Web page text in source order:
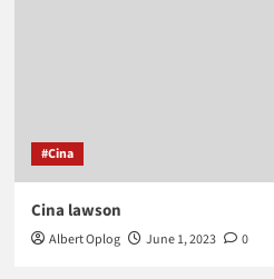
#Cina
Cina lawson
Albert Oplog June 1, 2023 0